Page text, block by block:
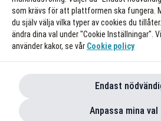
som krävs för att plattformen ska fungera.
du själv välja vilka typer av cookies du
ändra dina val under "Cookie Inställningar".
använder kakor, se vår Cookie policy
Endast
Anpassa mina val